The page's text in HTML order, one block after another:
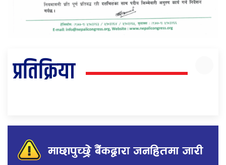
प्रतिक्रिया